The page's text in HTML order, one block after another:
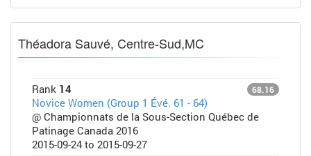
Théadora Sauvé, Centre-Sud,MC
Rank 14 68.16
Novice Women (Group 1 Évé. 61 - 64)
@ Championnats de la Sous-Section Québec de
Patinage Canada 2016
2015-09-24 to 2015-09-27